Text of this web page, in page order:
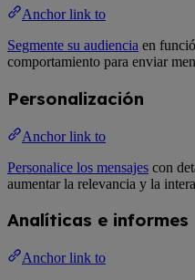
Anchor link to
Segmente su audiencia en
comportamiento para enviar
Personalización
Anchor link to
Personalice los mensajes con
aumentar la relevancia y la
Analíticas e informes
Anchor link to